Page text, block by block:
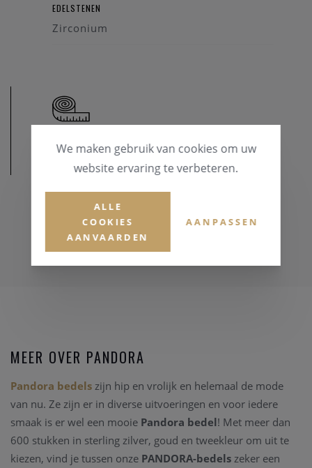
EDELSTENEN
Zirconium
AFMETINGEN
MEER OVER PANDORA
Pandora bedels zijn hip en vrolijk en helemaal de mode
van nu. Ze zijn er in diverse uitvoeringen en voor iedere
smaak is er wel een mooie Pandora bedel! Met meer dan
600 stukken in sterling zilver, goud en tweekleur om uit te
kiezen, vind je tussen onze PANDORA-bedels zeker een
We maken gebruik van cookies om uw
website ervaring te verbeteren.
ALLE
COOKIES
AANVAARDEN
AANPASSEN